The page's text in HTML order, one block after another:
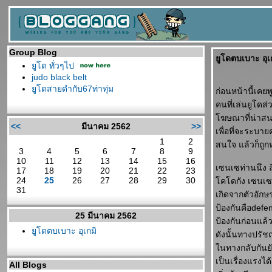
Group Blog
ูโด ทั่วๆไป
judo black belt
ูโดสายดำกับ67ท่าทุ่ม
<< มีนาคม 2562
>>
1
2
3
4 5 6 7 8
9
10
11 12 13 14 15
16
17
18 19 20 21 22
23
24
25 26 27 28 29
30
31
25 มีนาคม 2562
ูโดตบเบาะ อุเกมิ
All Blogs
โดตบเบาะ อุเ
ก่อนหน้านี้เคย
คนที่เล่นยูโดส่
ฆษณาที่น่าสนใ
เพื่อที่จะระบา
สนใจ แล้วก็ถูก
เซนเซท่านนึง
คโดกัง เซนเ
เกิดจากตัวอัก
ป้องกันคือ
ป้องกันก่อนแล้
ดังนั้นทางปรัช
นทางกลับกันยั
เป็นเรื่องแรง